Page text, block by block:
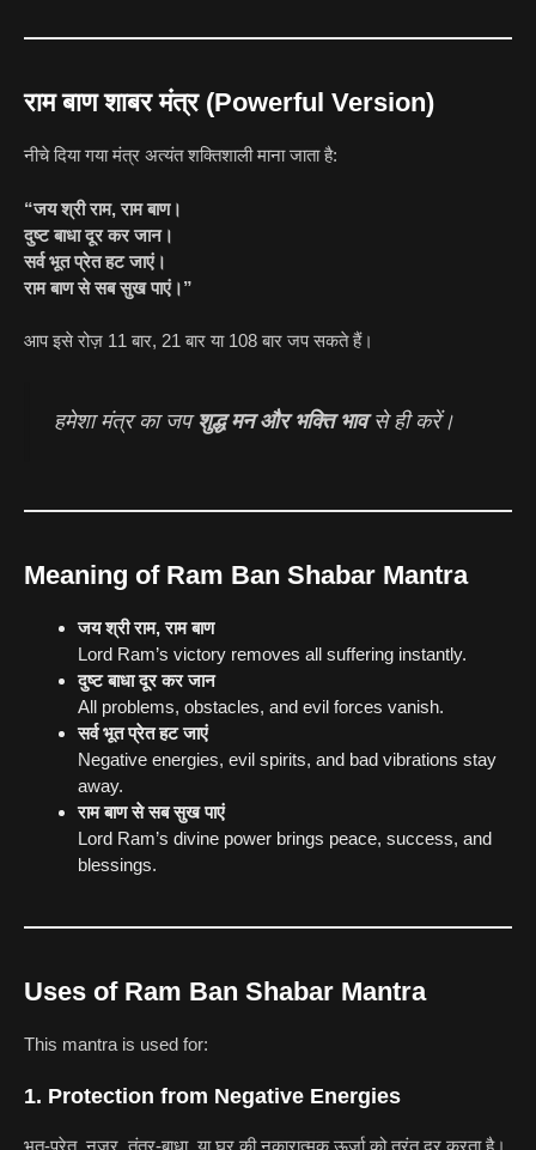
राम बाण शाबर मंत्र (Powerful Version)
नीचे दिया गया मंत्र अत्यंत शक्तिशाली माना जाता है:
“जय श्री राम, राम बाण।
दुष्ट बाधा दूर कर जान।
सर्व भूत प्रेत हट जाएं।
राम बाण से सब सुख पाएं।”
आप इसे रोज़ 11 बार, 21 बार या 108 बार जप सकते हैं।
हमेशा मंत्र का जपशुद्ध मन और भक्ति भावसे ही करें।
Meaning of Ram Ban Shabar Mantra
जय श्री राम, राम बाण
Lord Ram’s victory removes all suffering instantly.
दुष्ट बाधा दूर कर जान
All problems, obstacles, and evil forces vanish.
सर्व भूत प्रेत हट जाएं
Negative energies, evil spirits, and bad vibrations stay
away.
राम बाण से सब सुख पाएं
Lord Ram’s divine power brings peace, success, and
blessings.
Uses of Ram Ban Shabar Mantra
This mantra is used for:
1. Protection from Negative Energies